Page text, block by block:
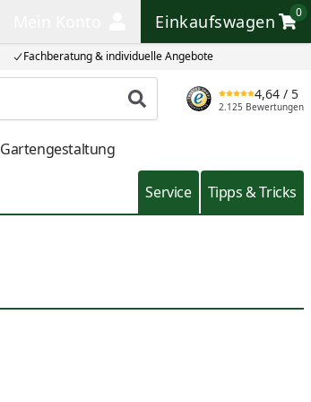
Fachberatung & individuelle Angebote
Einkaufswagen
0
Einkaufswagen
Produkt suchen
4,64 / 5
2.125 Bewertungen
Gartengestaltung
Service Tipps & Tricks